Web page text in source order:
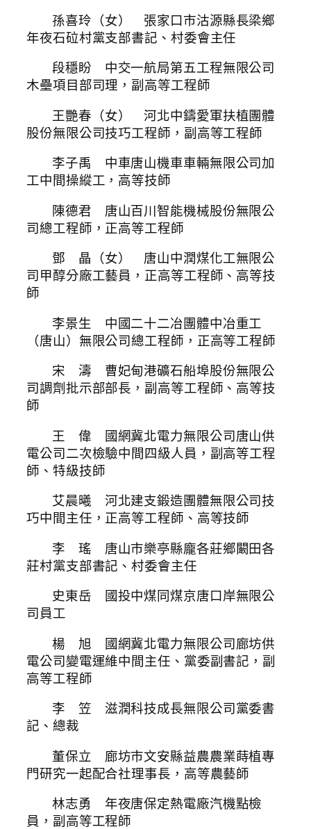
孫喜玲（女） 張家口市沽源縣長梁鄉
年夜石砬村黨支部書記、村委會主任
段穩盼 中交一航局第五工程無限公司
木壘項目部司理，副高等工程師
王艷春（女） 河北中鑄愛軍扶植團體
股份無限公司技巧工程師，副高等工程師
李子禹 中車唐山機車車輛無限公司加
工中間操縱工，高等技師
陳德君 唐山百川智能機械股份無限公
司總工程師，正高等工程師
鄧 晶（女） 唐山中潤煤化工無限公
司甲醇分廠工藝員，正高等工程師、高等技
師
李景生 中國二十二冶團體中冶重工
（唐山）無限公司總工程師，正高等工程師
宋 濤 曹妃甸港礦石船埠股份無限公
司調劑批示部部長，副高等工程師、高等技
師
王 偉 國網冀北電力無限公司唐山供
電公司二次檢驗中間四級人員，副高等工程
師、特級技師
艾晨曦 河北建支鍛造團體無限公司技
巧中間主任，正高等工程師、高等技師
李 瑤 唐山市樂亭縣龐各莊鄉闞田各
莊村黨支部書記、村委會主任
史東岳 國投中煤同煤京唐口岸無限公
司員工
楊 旭 國網冀北電力無限公司廊坊供
電公司變電運維中間主任、黨委副書記，副
高等工程師
李 笠 滋潤科技成長無限公司黨委書
記、總裁
董保立 廊坊市文安縣益農農業蒔植專
門研究一起配合社理事長，高等農藝師
林志勇 年夜唐保定熱電廠汽機點檢
員，副高等工程師